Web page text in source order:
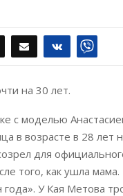
на 30 лет.
с моделью
в возрасте в 28 лет
для
того, как ушла
У Кая Метова